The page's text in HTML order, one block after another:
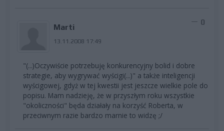
Marti
13.11.2008 17:49
0
"(...)Oczywiście potrzebuję konkurencyjny bolid i dobre
strategie, aby wygrywać wyścigi(...)" a także inteligencji
wyścigowej, gdyż w tej kwestii jest jeszcze wielkie pole do
popisu. Mam nadzieję, że w przyszłym roku wszystkie
"okoliczności" będa działały na korzyść Roberta, w
przeciwnym razie bardzo marnie to widzę ;/